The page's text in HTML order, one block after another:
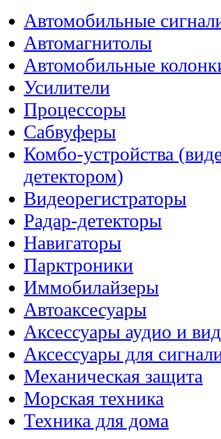
Автомобильные
Автомагнитолы
Автомобильные
Усилители
Процессоры
Сабвуферы
Комбо-устройства
детектором)
Видеорегистраторы
Радар-детекторы
Навигаторы
Парктроники
Иммобилайзеры
Автоаксесуары
Аксессуары аудио и
Аксессуары для
Механическая защита
Морская техника
Техника для дома